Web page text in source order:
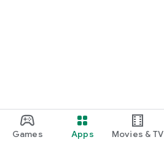
Games Apps Movies & TV